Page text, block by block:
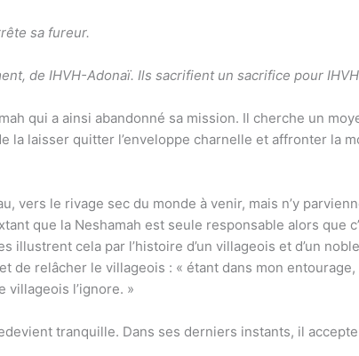
sa fureur.
de IHVH-Adonaï. Ils sacrifient un sacrifice pour
qui a ainsi abandonné sa mission. Il cherche un
la laisser quitter l’enveloppe charnelle et affronter la
vers le rivage sec du monde à venir, mais n’y
que la Neshamah est seule responsable alors que
illustrent cela par l’histoire d’un villageois et d’un
de relâcher le villageois : « étant dans mon
villageois l’ignore. »
tranquille. Dans ses derniers instants, il